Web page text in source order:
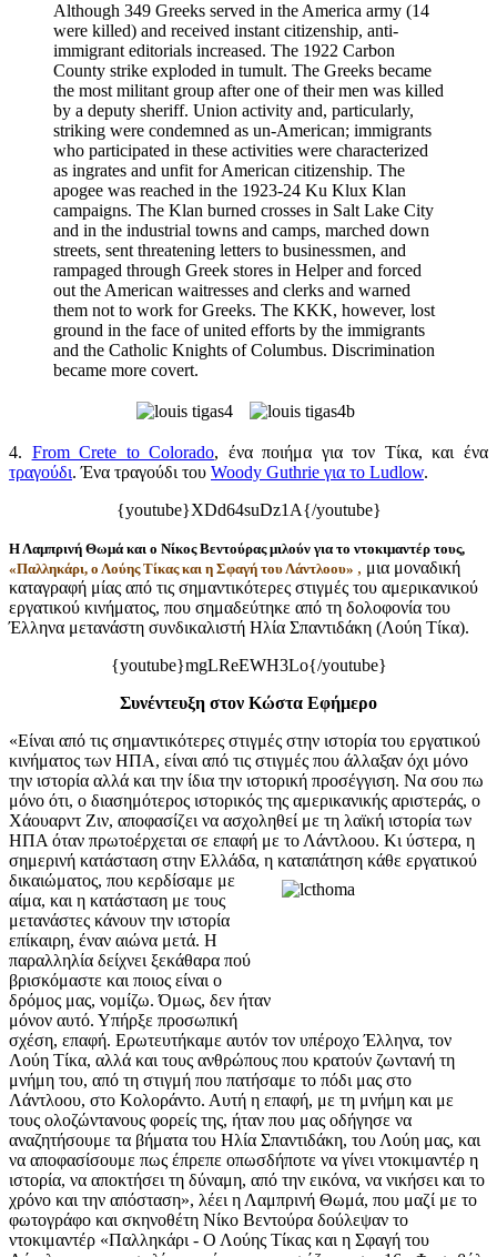
Although 349 Greeks served in the America army (14
were killed) and received instant citizenship, anti-
immigrant editorials increased. The 1922 Carbon
County strike exploded in tumult. The Greeks became
the most militant group after one of their men was killed
by a deputy sheriff. Union activity and, particularly,
striking were condemned as un-American; immigrants
who participated in these activities were characterized
as ingrates and unfit for American citizenship. The
apogee was reached in the 1923-24 Ku Klux Klan
campaigns. The Klan burned crosses in Salt Lake City
and in the industrial towns and camps, marched down
streets, sent threatening letters to businessmen, and
rampaged through Greek stores in Helper and forced
out the American waitresses and clerks and warned
them not to work for Greeks. The KKK, however, lost
ground in the face of united efforts by the immigrants
and the Catholic Knights of Columbus. Discrimination
became more covert.
4. From Crete to Colorado, ένα ποιήμα για τον Τίκα, και ένα
τραγούδι. Ένα τραγούδι του Woody Guthrie για το Ludlow.
{youtube}XDd64suDz1A{/youtube}
Η Λαμπρινή Θωμά και ο Νίκος Βεντούρας μιλούν για το ντοκιμαντέρ τους,
«Παλληκάρι, ο Λούης Τίκας και η Σφαγή του Λάντλοου» , μια μοναδική
καταγραφή μίας από τις σημαντικότερες στιγμές του αμερικανικού
εργατικού κινήματος, που σημαδεύτηκε από τη δολοφονία του
Έλληνα μετανάστη συνδικαλιστή Ηλία Σπαντιδάκη (Λούη Τίκα).
{youtube}mgLReEWH3Lo{/youtube}
Συνέντευξη στον Κώστα Εφήμερο
«Είναι από τις σημαντικότερες στιγμές στην ιστορία του εργατικού
κινήματος των ΗΠΑ, είναι από τις στιγμές που άλλαξαν όχι μόνο
την ιστορία αλλά και την ίδια την ιστορική προσέγγιση. Να σου πω
μόνο ότι, ο διασημότερος ιστορικός της αμερικανικής αριστεράς, ο
Χάουαρντ Ζιν, αποφασίζει να ασχοληθεί με τη λαϊκή ιστορία των
ΗΠΑ όταν πρωτοέρχεται σε επαφή με το Λάντλοου. Κι ύστερα, η
σημερινή κατάσταση στην Ελλάδα, η καταπάτηση κάθε εργατικού
δικαιώματος, που κερδίσαμε με
αίμα, και η κατάσταση με τους
μετανάστες κάνουν την ιστορία
επίκαιρη, έναν αιώνα μετά. Η
παραλληλία δείχνει ξεκάθαρα πού
βρισκόμαστε και ποιος είναι ο
δρόμος μας, νομίζω. Όμως, δεν ήταν
μόνον αυτό. Υπήρξε προσωπική
σχέση, επαφή. Ερωτευτήκαμε αυτόν τον υπέροχο Έλληνα, τον
Λούη Τίκα, αλλά και τους ανθρώπους που κρατούν ζωντανή τη
μνήμη του, από τη στιγμή που πατήσαμε το πόδι μας στο
Λάντλοου, στο Κολοράντο. Αυτή η επαφή, με τη μνήμη και με
τους ολοζώντανους φορείς της, ήταν που μας οδήγησε να
αναζητήσουμε τα βήματα του Ηλία Σπαντιδάκη, του Λούη μας, και
να αποφασίσουμε πως έπρεπε οπωσδήποτε να γίνει ντοκιμαντέρ η
ιστορία, να αποκτήσει τη δύναμη, από την εικόνα, να νικήσει και το
χρόνο και την απόσταση», λέει η Λαμπρινή Θωμά, που μαζί με το
φωτογράφο και σκηνοθέτη Νίκο Βεντούρα δούλεψαν το
ντοκιμαντέρ «Παλληκάρι - Ο Λούης Τίκας και η Σφαγή του